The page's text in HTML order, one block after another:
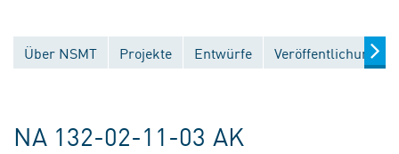
Über NSMT Projekte Entwürfe Veröffentlichungen
NA 132-02-11-03 AK